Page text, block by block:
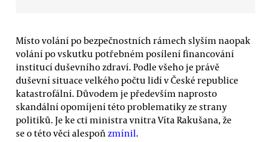
Místo volání po bezpečnostních rámech slyším naopak
volání po vskutku potřebném posílení financování
institucí duševního zdraví. Podle všeho je právě
duševní situace velkého počtu lidí v České republice
katastrofální. Důvodem je především naprosto
skandální opomíjení této problematiky ze strany
politiků. Je ke cti ministra vnitra Víta Rakušana, že
se o této věci alespoň zmínil.